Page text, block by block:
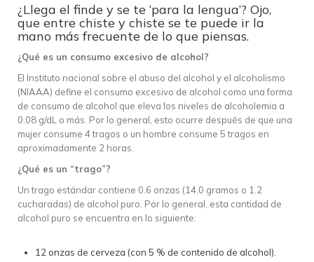
¿Llega el finde y se te ‘para la lengua’? Ojo,
que entre chiste y chiste se te puede ir la
mano más frecuente de lo que piensas.
¿Qué es un consumo excesivo de alcohol?
El Instituto nacional sobre el abuso del alcohol y el alcoholismo
(NIAAA) define el consumo excesivo de alcohol como una forma
de consumo de alcohol que eleva los niveles de alcoholemia a
0.08 g/dL o más. Por lo general, esto ocurre después de que una
mujer consume 4 tragos o un hombre consume 5 tragos en
aproximadamente 2 horas.
¿Qué es un “trago”?
Un trago estándar contiene 0.6 onzas (14.0 gramos o 1.2
cucharadas) de alcohol puro. Por lo general, esta cantidad de
alcohol puro se encuentra en lo siguiente:
12 onzas de cerveza (con 5 % de contenido de alcohol).